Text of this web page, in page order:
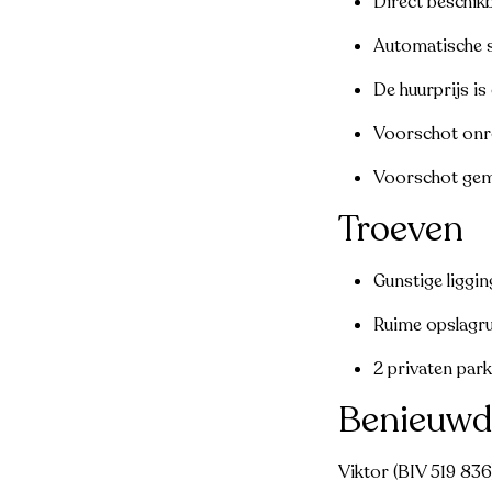
Automatische
De huurprijs is
Voorschot
Voorschot
Troeven
Gunstige
Ruime
2 privaten
Viktor (BIV 519